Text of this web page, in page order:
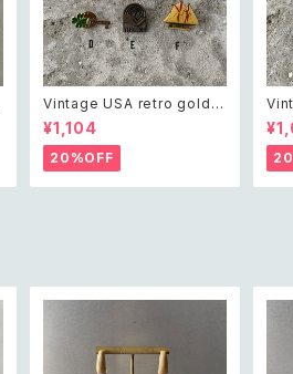
Vintage USA retro gold t
one pin brooch レトロ アメ
リカ ヴィンテージ アクセサリ
ー レトロ ゴールド ピン ブロ
ーチ
¥1,104
20%OFF
ロ
セ
ピ